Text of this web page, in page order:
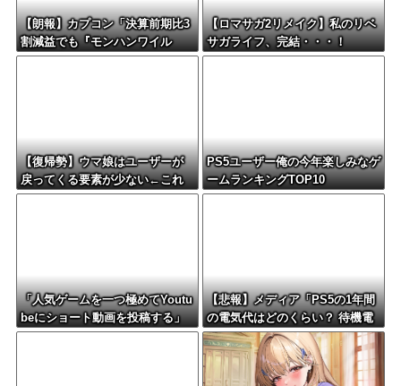
【朗報】カプコン「決算前期比3
割減益でも『モンハンワイル
ズ』で逆転するから！」
【ロマサガ2リメイク】私のリベ
サガライフ、完結・・・！
【復帰勢】ウマ娘はユーザーが
戻ってくる要素が少ない←これ
PS5ユーザー俺の今年楽しみなゲ
ームランキングTOP10
「人気ゲームを一つ極めてYoutu
beにショート動画を投稿する」
←これだけで不労所得が得られ
【悲報】メディア「PS5の1年間
の電気代はどのくらい？ 待機電
力には注意すべき？」